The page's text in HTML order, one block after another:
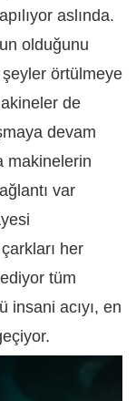
aslında.
olduğunu
örtülmeye
de
devam
makinelerin
var
her
tüm
insani acıyı, en